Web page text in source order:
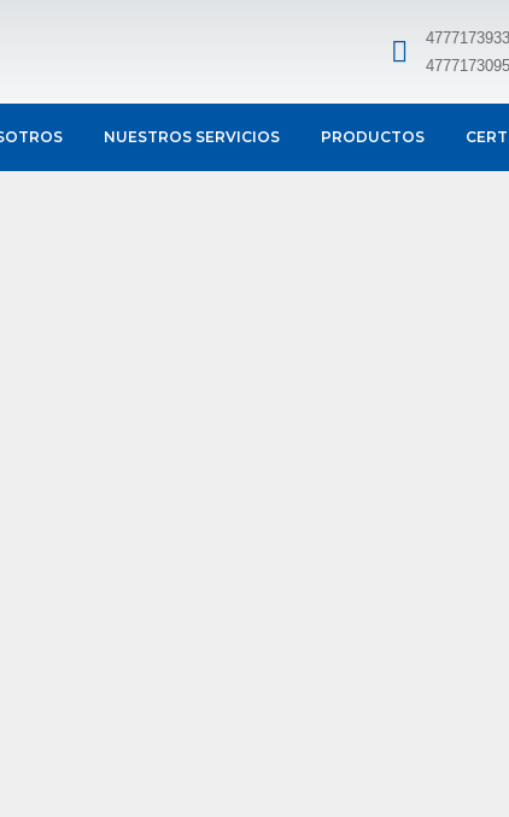
4777173933
4777173095
NUESTROS SERVICIOS PRODUCTOS